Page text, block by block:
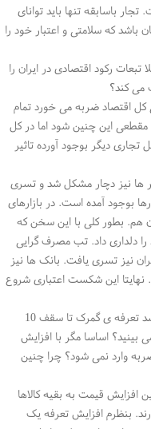
باسابقه تنها باید توانای
باشد که سلامتی و اعتبار خود را
تبعات رکود اقتصادی در ایران را
می کند؟
کل اقتصاد ضربه می خورد تمام
مقطعی این چنین شود اما در کل
دیگر بوجود آورده تاثیر
ها نیز دچار مشکل شد و تسری
بوجود آمده است. در بازارهای
هم. بطور کلی با این سخن که
دلداری داد. تب مصرف گرایی
نیز تسری یافت. بانک ها نیز
نهایتا این شکست اعتباری شروع
با توجه به افزایش قیمت کاغذ روزنامه بدلیل رشد تعرفه ی گمرک تا سقف 10
بینید؟ اساسا مگر با افزایش
ضربه وارد نمی شود؟ چرا چنین
افزایش قیمت به بقیه کالاها
بنظرم افزایش تعرفه یک